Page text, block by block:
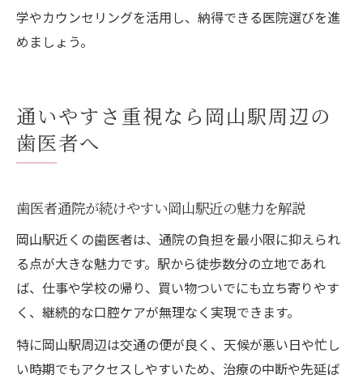
学やカウンセリングを活用し、納得できる医院選びを進
めましょう。
通いやすさ重視なら岡山駅周辺の
歯医者へ
歯医者通院が続けやすい岡山駅近の魅力を解説
岡山駅近くの歯医者は、通院の負担を最小限に抑えられ
る点が大きな魅力です。駅から徒歩数分の立地であれ
ば、仕事や学校の帰り、買い物ついでにも立ち寄りやす
く、継続的な口腔ケアが無理なく実現できます。
特に岡山駅周辺は交通の便が良く、天候が悪い日や忙し
い時期でもアクセスしやすいため、治療の中断や先延ば